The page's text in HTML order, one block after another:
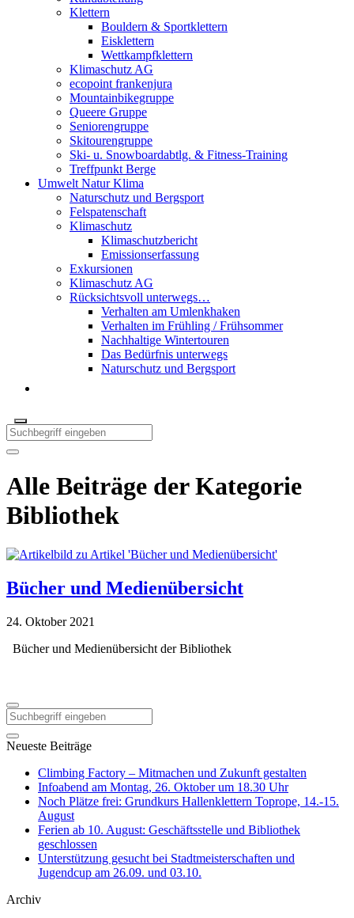
Klettern
Bouldern & Sportklettern
Eisklettern
Wettkampfklettern
Klimaschutz AG
ecopoint frankenjura
Mountainbikegruppe
Queere Gruppe
Seniorengruppe
Skitourengruppe
Ski- u. Snowboardabtlg. & Fitness-Training
Treffpunkt Berge
Umwelt Natur Klima
Naturschutz und Bergsport
Felspatenschaft
Klimaschutz
Klimaschutzbericht
Emissionserfassung
Exkursionen
Klimaschutz AG
Rücksichtsvoll unterwegs…
Verhalten am Umlenkhaken
Verhalten im Frühling / Frühsommer
Nachhaltige Wintertouren
Das Bedürfnis unterwegs
Naturschutz und Bergsport
Alle Beiträge der Kategorie
Bibliothek
Bücher und Medienübersicht
24. Oktober 2021
Bücher und Medienübersicht der Bibliothek
Neueste Beiträge
Climbing Factory – Mitmachen und Zukunft gestalten
Infoabend am Montag, 26. Oktober um 18.30 Uhr
Noch Plätze frei: Grundkurs Hallenklettern Toprope, 14.-15.
August
Ferien ab 10. August: Geschäftsstelle und Bibliothek
geschlossen
Unterstützung gesucht bei Stadtmeisterschaften und
Jugendcup am 26.09. und 03.10.
Archiv